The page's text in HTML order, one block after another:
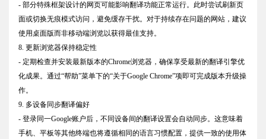
- 部分特殊框架设计的网页可能影响翻译功能正常运行。此时尝试刷新页
面或切换无痕模式访问，避免缓存干扰。对于持续存在问题的网站，建议
使用桌面版而非移动端浏览以获得最佳支持。
8. 更新浏览器保持稳定性
- 定期检查并安装最新版本的Chrome浏览器，确保享受最新的翻译引擎优
化成果。通过“帮助”菜单下的“关于Google Chrome”项即可完成版本升级操
作。
9. 多设备同步翻译偏好
- 登录同一Google账户后，不同设备间的翻译设置会自动同步。这意味着
手机、平板等其他终端也将遵循相同的语言习惯配置，提供一致的使用体